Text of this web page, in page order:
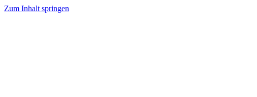
Zum Inhalt springen